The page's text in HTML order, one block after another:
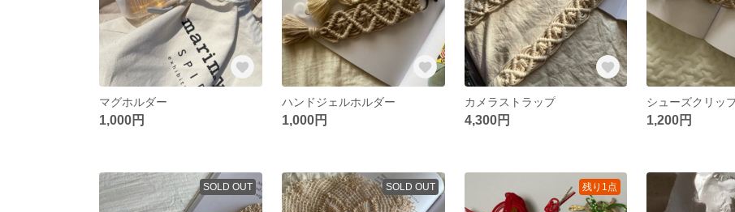
マグホルダー
1,000円
ハンドジェルホルダー
1,000円
カメラストラップ
4,300円
シューズクリッ
1,200円
SOLD OUT SOLD OUT 残り1点